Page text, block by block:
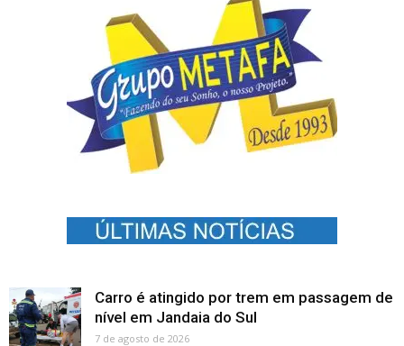
Carro é atingido por trem em passagem de
nível em Jandaia do Sul
7 de agosto de 2026